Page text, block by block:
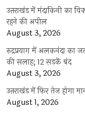
उत्तराखंड में मंदाकिनी का
रहने की अपील
August 3, 2026
रुद्रप्रयाग में अलकनंदा का
की सलाह; 12 सड़कें बंद
August 3, 2026
उत्तराखंड में फिर तेज होगा
August 1, 2026